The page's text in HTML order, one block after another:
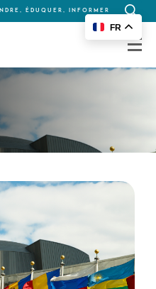
ÉDUQUER, INFORMER
for:
FR